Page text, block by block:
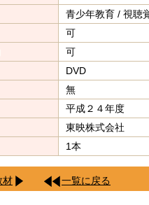
青少年教育 / 視聴
可
可
DVD
無
平成２４年度
東映株式会社
1本
材 一覧に戻る